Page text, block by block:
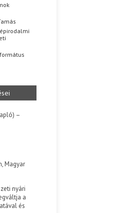
–
Magyar
nyári
a
és